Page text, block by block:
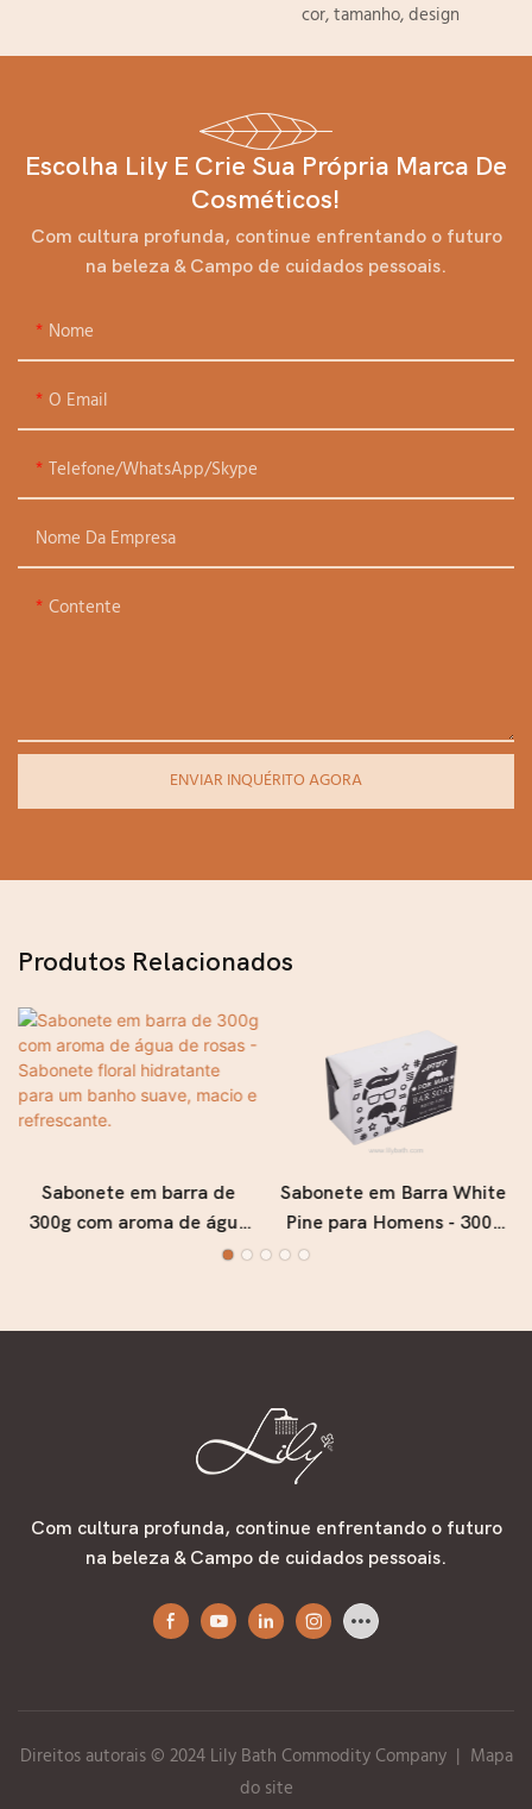
cor, tamanho, design
Escolha Lily E Crie Sua Própria Marca De
Cosméticos!
Com cultura profunda, continue enfrentando o futuro
na beleza & Campo de cuidados pessoais.
Nome
O Email
Telefone/WhatsApp/Skype
Nome Da Empresa
Contente
ENVIAR INQUÉRITO AGORA
Produtos Relacionados
Sabonete em barra de
300g com aroma de água
de rosas - Sabonete floral
Sabonete em Barra White
Pine para Homens - 300g
Sabonete Hidratante e de
Com cultura profunda, continue enfrentando o futuro
na beleza & Campo de cuidados pessoais.
Direitos autorais © 2024 Lily Bath Commodity Company | Mapa
do site